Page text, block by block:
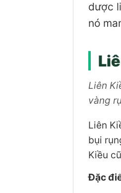
dược
nó
Liên
vàng
Liên
bụi
Kiều
Đặc